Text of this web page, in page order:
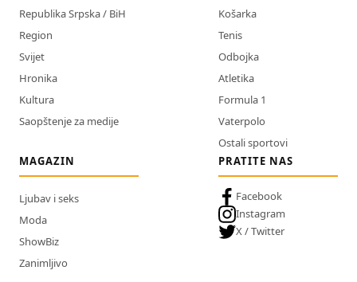
Republika Srpska / BiH
Region
Svijet
Hronika
Kultura
Saopštenje za medije
Košarka
Tenis
Odbojka
Atletika
Formula 1
Vaterpolo
Ostali sportovi
MAGAZIN
Ljubav i seks
Moda
ShowBiz
Zanimljivo
PRATITE NAS
Facebook
Instagram
X / Twitter